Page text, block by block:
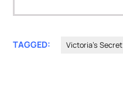
TAGGED: Victoria's Secret